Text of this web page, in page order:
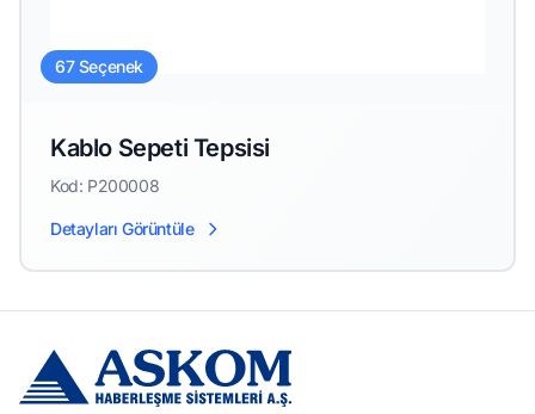
67 Seçenek
Kablo Sepeti Tepsisi
Kod: P200008
Detayları Görüntüle